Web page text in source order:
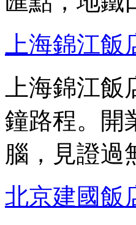
上海錦江飯
上海錦江
鐘路程。開
腦，見證過
北京建國飯